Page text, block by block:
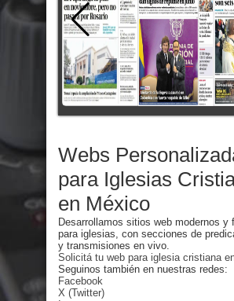
Webs
para Iglesias
en México
Desarrollamos sitios web modernos y
para iglesias, con secciones de
y transmisiones en vivo.
Solicitá tu web para iglesia cristiana
Seguinos también en nuestras redes:
Facebook
X (Twitter)